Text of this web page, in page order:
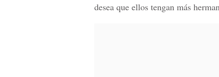
desea que ellos tengan más